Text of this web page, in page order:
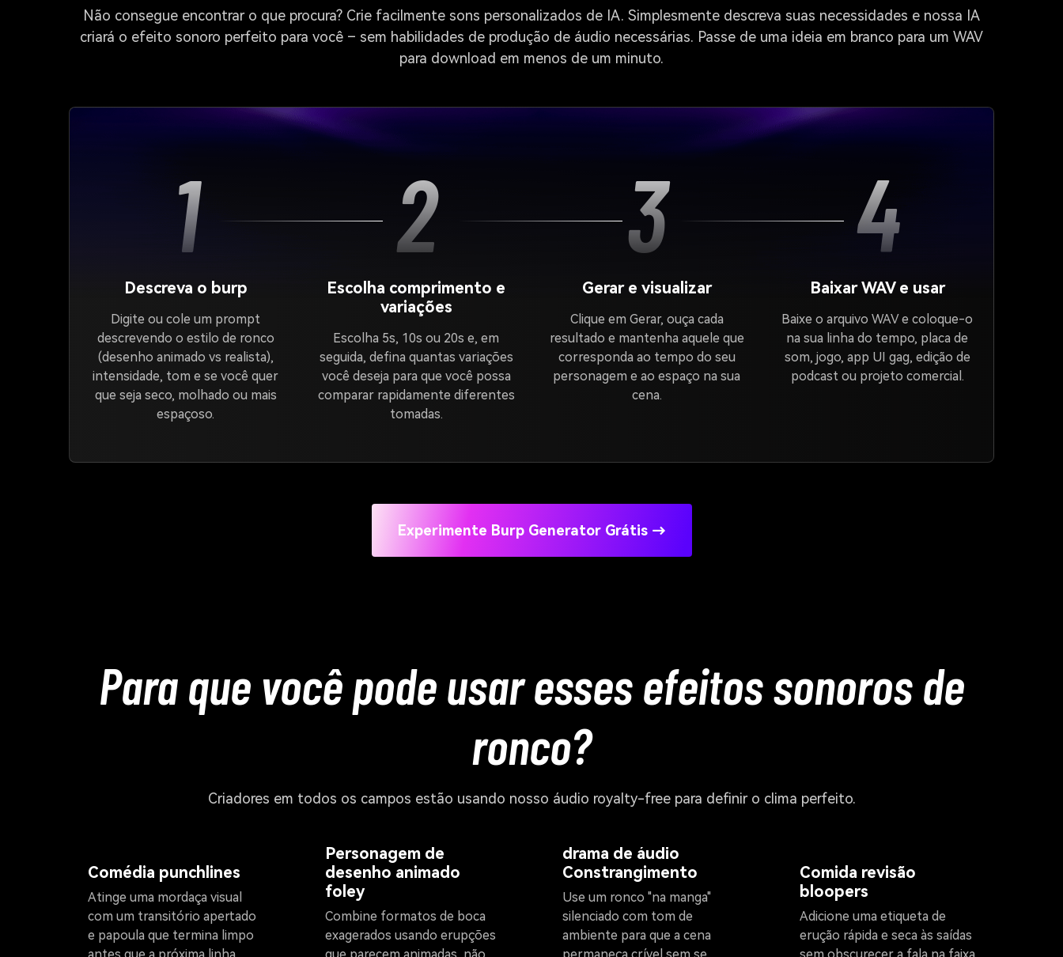
Não consegue encontrar o que procura? Crie facilmente sons personalizados de IA. Simplesmente descreva suas necessidades e nossa IA
criará o efeito sonoro perfeito para você – sem habilidades de produção de áudio necessárias. Passe de uma ideia em branco para um WAV
para download em menos de um minuto.
1
Descreva o burp
Digite ou cole um prompt
descrevendo o estilo de ronco
(desenho animado vs realista),
intensidade, tom e se você quer
que seja seco, molhado ou mais
espaçoso.
2
Escolha comprimento e
variações
Escolha 5s, 10s ou 20s e, em
seguida, defina quantas variações
você deseja para que você possa
comparar rapidamente diferentes
tomadas.
3
Gerar e visualizar
Clique em Gerar, ouça cada
resultado e mantenha aquele que
corresponda ao tempo do seu
personagem e ao espaço na sua
cena.
4
Baixar WAV e usar
Baixe o arquivo WAV e coloque-o
na sua linha do tempo, placa de
som, jogo, app UI gag, edição de
podcast ou projeto comercial.
Experimente Burp Generator Grátis →
Para que você pode usar esses efeitos sonoros de
ronco?
Criadores em todos os campos estão usando nosso áudio royalty-free para definir o clima perfeito.
Comédia punchlines
Atinge uma mordaça visual
com um transitório apertado
e papoula que termina limpo
Personagem de
desenho animado
foley
Combine formatos de boca
exagerados usando erupções
drama de áudio
Constrangimento
Use um ronco "na manga"
silenciado com tom de
ambiente para que a cena
Comida revisão
bloopers
Adicione uma etiqueta de
erução rápida e seca às saídas